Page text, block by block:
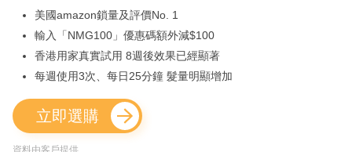
美國amazon鎖量及評價No. 1
輸入「NMG100」優惠碼額外減$100
香港用家真實試用 8週後效果已經顯著
每週使用3次、每日25分鐘 髮量明顯增加
立即選購
資料由客戶提供